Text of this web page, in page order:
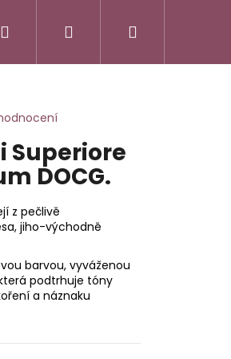
Přihlášení
Superiore
DOCG.
z pečlivě
jiho-východně
barvou, vyváženou
podtrhuje tóny
a náznaku